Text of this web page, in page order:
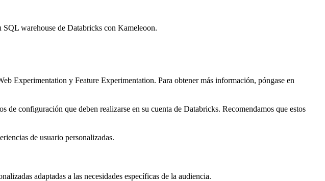
SQL warehouse de Databricks con Kameleoon.
Experimentation y Feature Experimentation. Para obtener más información, póngase en
configuración que deben realizarse en su cuenta de Databricks. Recomendamos que estos
de usuario personalizadas.
adaptadas a las necesidades específicas de la audiencia.